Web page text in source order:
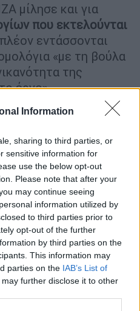
Information
sharing to third parties, or
sensitive information for
use the below opt-out
Please note that after your
may continue seeing
information utilized by
to third parties prior to
opt-out of the further
by third parties on the
This information may
parties on the IAB’s List of
may further disclose it to other
μίλησε και για
που εκτελούνται
εντάσσονται
«με τη βούλα
της
έργο».
τομεάρχης
και
υπογραμμίζοντας
και οι δηλώσεις δεν
την πραγματικότητα
σκανδαλώδους
και την απουσία
και εισόδου και
υποτιθέμενη
αγορά της
όμιλος
προνομιούχος,